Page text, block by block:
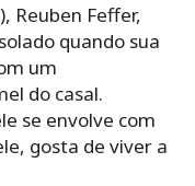
Reuben Feffer,
quando sua
um
do casal.
se envolve com
gosta de viver a